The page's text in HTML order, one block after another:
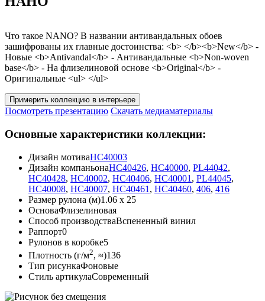
Что такое NANO? В названии антивандальных обоев
зашифрованы их главные достоинства: <b> </b><b>New</b> -
Новые <b>Antivandal</b> - Антивандальные <b>Non-woven
base</b> - На флизелиновой основе <b>Original</b> -
Оригинальные <ul> </ul>
Примерить коллекцию в интерьере
Посмотреть презентацию Скачать медиаматериалы
Основные характеристики коллекции:
Дизайн мотиваHC40003
Дизайн компаньонаHC40426, HC40000, PL44042,
HC40428, HC40002, HC40406, HC40001 , PL44045,
HC40008, HC40007, HC40461 , HC40460, 406, 416
Размер рулона (м)1.06 x 25
ОсноваФлизелиновая
Способ производстваВспененный винил
Раппорт0
Рулонов в коробке5
Плотность (г/м2, ≈)136
Тип рисункаФоновые
Стиль артикулаСовременный